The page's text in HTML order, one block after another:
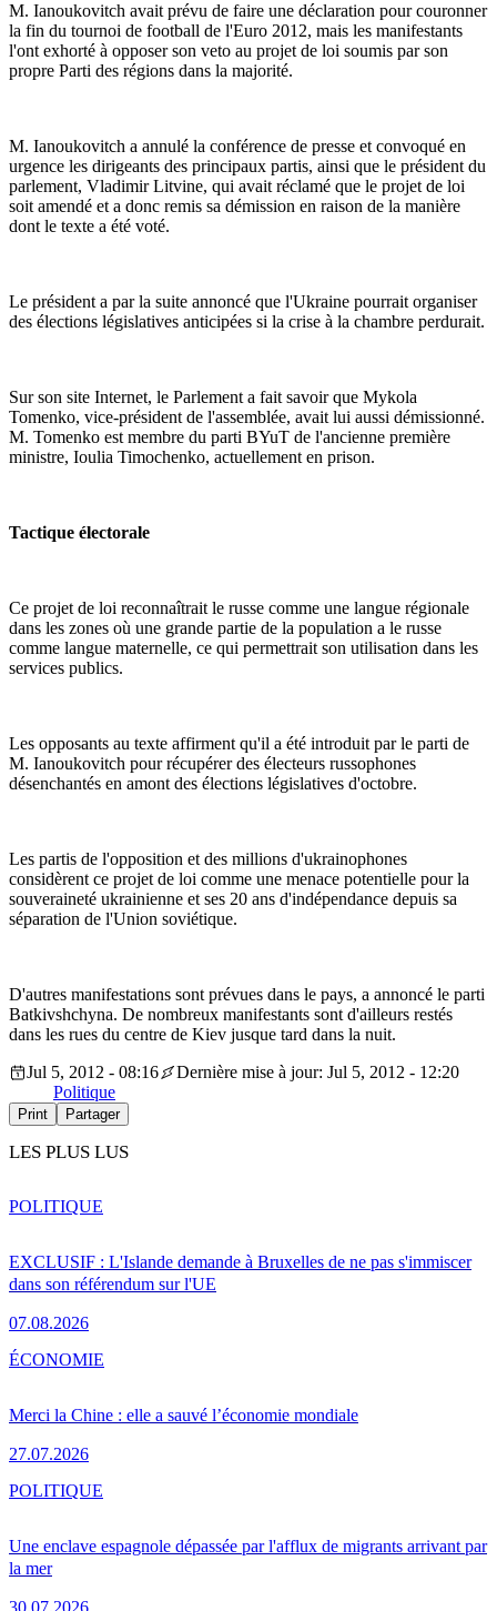
M. Ianoukovitch avait prévu de faire une déclaration pour couronner
la fin du tournoi de football de l'Euro 2012, mais les manifestants
l'ont exhorté à opposer son veto au projet de loi soumis par son
propre Parti des régions dans la majorité.
M. Ianoukovitch a annulé la conférence de presse et convoqué en
urgence les dirigeants des principaux partis, ainsi que le président du
parlement, Vladimir Litvine, qui avait réclamé que le projet de loi
soit amendé et a donc remis sa démission en raison de la manière
dont le texte a été voté.
Le président a par la suite annoncé que l'Ukraine pourrait organiser
des élections législatives anticipées si la crise à la chambre perdurait.
Sur son site Internet, le Parlement a fait savoir que Mykola
Tomenko, vice-président de l'assemblée, avait lui aussi démissionné.
M. Tomenko est membre du parti BYuT de l'ancienne première
ministre, Ioulia Timochenko, actuellement en prison.
Tactique électorale
Ce projet de loi reconnaîtrait le russe comme une langue régionale
dans les zones où une grande partie de la population a le russe
comme langue maternelle, ce qui permettrait son utilisation dans les
services publics.
Les opposants au texte affirment qu'il a été introduit par le parti de
M. Ianoukovitch pour récupérer des électeurs russophones
désenchantés en amont des élections législatives d'octobre.
Les partis de l'opposition et des millions d'ukrainophones
considèrent ce projet de loi comme une menace potentielle pour la
souveraineté ukrainienne et ses 20 ans d'indépendance depuis sa
séparation de l'Union soviétique.
D'autres manifestations sont prévues dans le pays, a annoncé le parti
Batkivshchyna. De nombreux manifestants sont d'ailleurs restés
dans les rues du centre de Kiev jusque tard dans la nuit.
Jul 5, 2012 - 08:16
Dernière mise à jour: Jul 5, 2012 - 12:20
Politique
Print Partager
LES PLUS LUS
EXCLUSIF : L'Islande demande à Bruxelles de ne pas s'immiscer
dans son référendum sur l'UE
07.08.2026
POLITIQUE
Merci la Chine : elle a sauvé l’économie mondiale
27.07.2026
ÉCONOMIE
Une enclave espagnole dépassée par l'afflux de migrants arrivant par
la mer
30.07.2026
POLITIQUE